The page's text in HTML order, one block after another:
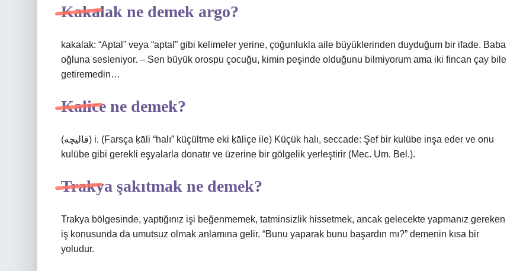
Kakalak ne demek argo?
kakalak: “Aptal” veya “aptal” gibi kelimeler yerine, çoğunlukla aile büyüklerinden duyduğum bir ifade. Baba
oğluna sesleniyor. – Sen büyük orospu çocuğu, kimin peşinde olduğunu bilmiyorum ama iki fincan çay bile
getiremedin…
Kalice ne demek?
(ﻗﺎﻟﻴﭽﻪ) i. (Farsça ḳālі “halı” küçültme eki ḳālіçe ile) Küçük halı, seccade: Şef bir kulübe inşa eder ve onu
kulübe gibi gerekli eşyalarla donatır ve üzerine bir gölgelik yerleştirir (Mec. Um. Bel.).
Trakya şakıtmak ne demek?
Trakya bölgesinde, yaptığınız işi beğenmemek, tatminsizlik hissetmek, ancak gelecekte yapmanız gereken
iş konusunda da umutsuz olmak anlamına gelir. “Bunu yaparak bunu başardın mı?” demenin kısa bir
yoludur.